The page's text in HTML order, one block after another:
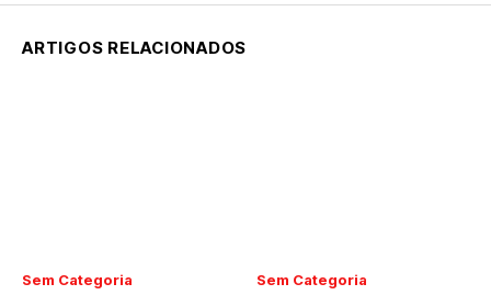
ARTIGOS RELACIONADOS
Sem Categoria Sem Categoria